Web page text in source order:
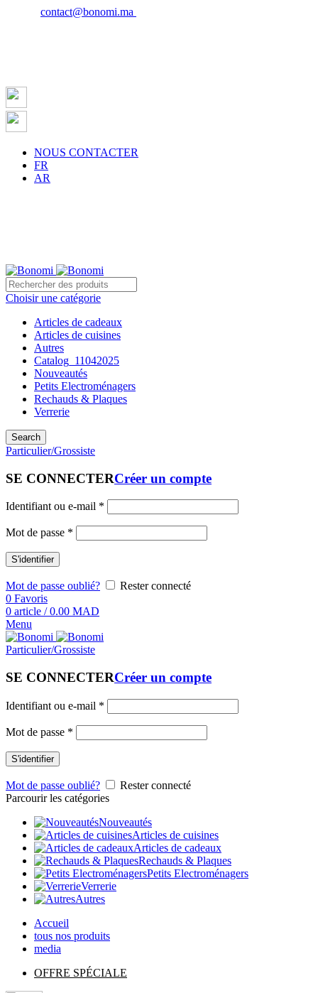
contact@bonomi.ma
NOUS CONTACTER
FR
AR
Choisir une catégorie
Articles de cadeaux
Articles de cuisines
Autres
Catalog_11042025
Nouveautés
Petits Electroménagers
Rechauds & Plaques
Verrerie
Search
Particulier/Grossiste
SE CONNECTERCréer un compte
Identifiant ou e-mail *
Mot de passe *
S'identifier
Mot de passe oublié?
Rester connecté
0 Favoris
0 article / 0.00 MAD
Menu
Particulier/Grossiste
SE CONNECTERCréer un compte
Identifiant ou e-mail *
Mot de passe *
S'identifier
Mot de passe oublié?
Rester connecté
Parcourir les catégories
Nouveautés
Articles de cuisines
Articles de cadeaux
Rechauds & Plaques
Petits Electroménagers
Verrerie
Autres
Accueil
tous nos produits
media
OFFRE SPÉCIALE